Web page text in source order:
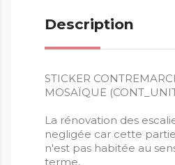
Description
STICKER
MOSAÏQUE
La rénovation des
negligée car cette
n'est pas habitée au
terme.